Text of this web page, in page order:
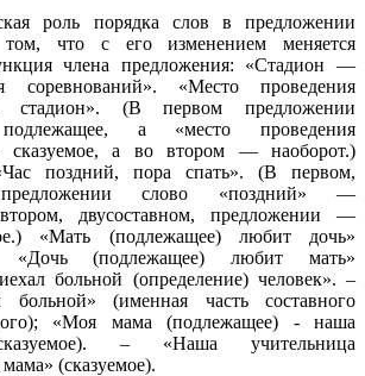
роль порядка слов в предложении
что с его изменением меняется
члена предложения: «Стадион —
соревнований». «Место проведения
стадион». (В первом предложении
а «место проведения
сказуемое, а во втором — наоборот.)
поздний, пора спать». (В первом,
предложении слово «поздний» —
двусоставном, предложении —
«Мать (подлежащее) любит дочь»
«Дочь (подлежащее) любит мать»
больной (определение) человек». –
больной» (именная часть составного
«Моя мама (подлежащее) - наша
– «Наша учительница
(сказуемое).